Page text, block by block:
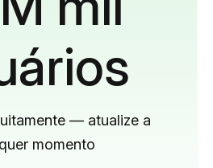
— atualize a
momento